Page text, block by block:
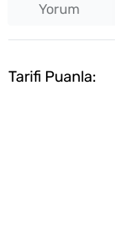
Yorum
Tarifi Puanla: